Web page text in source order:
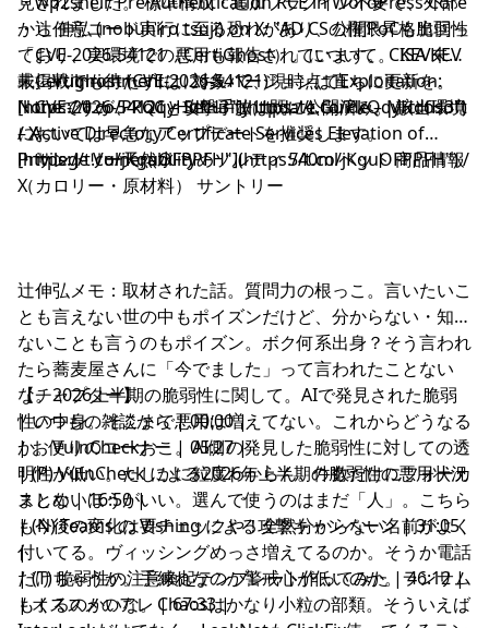
から任意コード実行に至る恐れがあり、公開PoCも出回っ
ており、実環境での悪用も報告されています。 CISA KEV
未掲載でも待たずに、対象バージョンは直ちに更新を。
[https://t.co/PkQqyHdfH3"](https://t.co/PkQqyHdfH3")
/ X
・辻 伸弘 (nobuhiro tsuji) on X: "AD CSの権限昇格脆弱性
「CVE-2026-54121（CertiGhost）」について。 KEV未掲
載、Vulnrichmentはにおいて、現時点でExploitation:
Noneですが、PoCと攻撃手法は既に公開済み。 該当環境
においては早急なアップデートを推奨します。
[https://t.co/jKguOFPPFH"](https://t.co/jKguOFPPFH") /
X
・Certighost (CVE-2026-54121)
・CVE-2026-54121 – Security Update Guide – Microsoft
– Active Directory Certificate Services Elevation of
Privilege Vulnerability
・サントリー天然水 うめソルティ 540mlペット 商品情報
（カロリー・原材料） サントリー
辻伸弘メモ：取材された話。質問力の根っこ。言いたいこ
とも言えない世の中もポイズンだけど、分からない・知ら
ないことも言うのもポイズン。ボク何系出身？そう言われ
たら蕎麦屋さんに「今でました」って言われたことない
な。2026上半期の脆弱性に関して。AIで発見された脆弱
性の中身。そこまで悪用は増えてない。これからどうなる
か。VulnCheckおこ。AI側の発見した脆弱性に対しての透
明性が低い。たしかに粒度わからん。件数だけにフォーカ
スしないほうがいい。選んで使うのはまだ「人」。こちら
も今後の変化は要チェックや！全然分からない名前がよく
付いてる。ヴィッシングめっさ増えてるのか。そうか電話
だけちゃうか。手練れなのか警戒心が低いのか。ランサム
もくるのかいな。Chaosはかなり小粒の部類。そういえば
【チャプター】
| いつもの雑談から | 00:00 |
| お便りのコーナー | 05:27 |
| (P) VulnCheck による2026年上半期の脆弱性の悪用状況
まとめ | 16:50 |
| (N) Teams の Vishing による攻撃キャンペーン | 31:05
|
| (T) 脆弱性の注意喚起テンプレート作ってみた | 46:12 |
| オススメのアレ | 67:33 |